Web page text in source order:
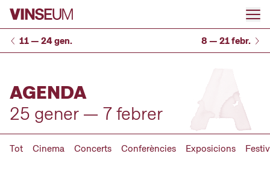
Anar al contingut
11 — 24 gen. 8 — 21 febr.
AGENDA
25 gener — 7 febrer
Tot Cinema Concerts Conferències Exposicions